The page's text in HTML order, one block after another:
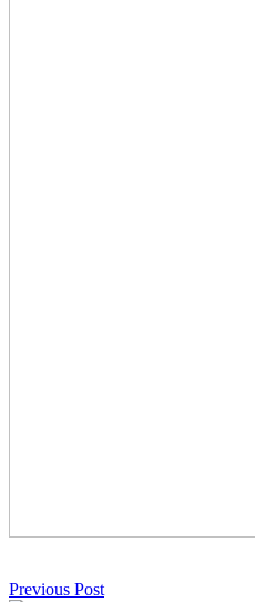
Previous Post